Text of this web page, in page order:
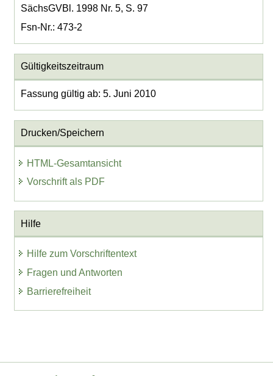
SächsGVBl. 1998 Nr. 5, S. 97
Fsn-Nr.: 473-2
Gültigkeitszeitraum
Fassung gültig ab: 5. Juni 2010
Drucken/Speichern
HTML-Gesamtansicht
Vorschrift als PDF
Hilfe
Hilfe zum Vorschriftentext
Fragen und Antworten
Barrierefreiheit